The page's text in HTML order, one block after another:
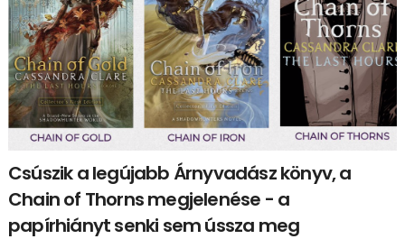
Csúszik a legújabb Árnyvadász könyv, a
Chain of Thorns megjelenése - a
papírhiányt senki sem ússza meg